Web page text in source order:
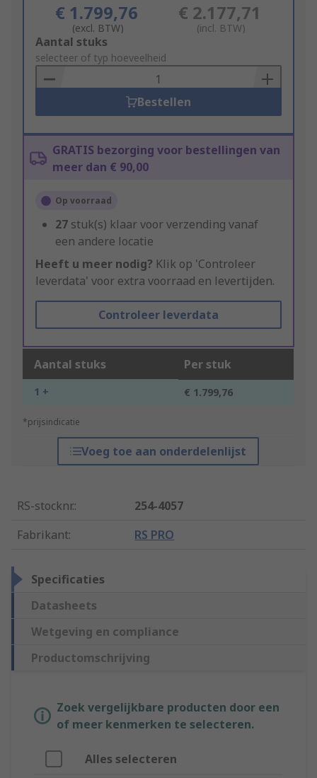
€ 1.799,76
(excl. BTW)
€ 2.177,71
(incl. BTW)
Add
to
Basket
Aantal stuks
selecteer of typ hoeveelheid
Bestellen
GRATIS bezorging voor bestellingen van
meer dan € 90,00
Op voorraad
27 stuk(s) klaar voor verzending vanaf
een andere locatie
Heeft u meer nodig? Klik op 'Controleer
leverdata' voor extra voorraad en levertijden.
Controleer leverdata
Aantal stuks Per stuk
1 + € 1.799,76
*prijsindicatie
Voeg toe aan onderdelenlijst
RS-stocknr.:
254-4057
Fabrikant: RS PRO
Specificaties
Datasheets
Wetgeving en compliance
Productomschrijving
Zoek vergelijkbare producten door een
of meer kenmerken te selecteren.
Alles selecteren